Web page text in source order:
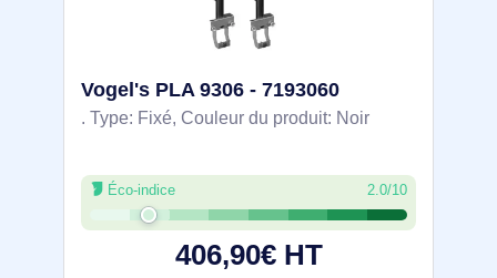
Vogel's PLA 9306 - 7193060
. Type: Fixé, Couleur du produit: Noir
Éco-indice 2.0/10
406,90€ HT